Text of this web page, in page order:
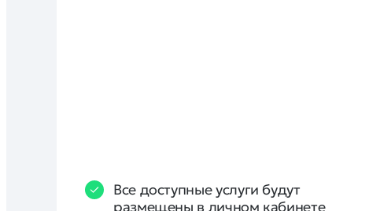
Все доступные услуги будут
размещены в личном кабинете